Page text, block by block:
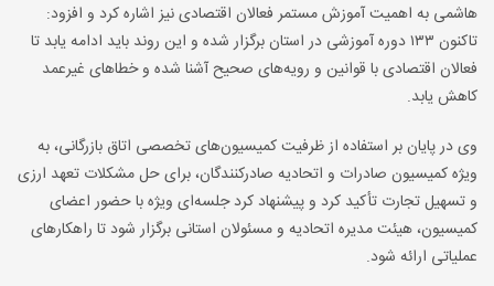
هاشمی به اهمیت آموزش مستمر فعالان اقتصادی نیز اشاره کرد و افزود:
تاکنون ۱۳۳ دوره آموزشی در استان برگزار شده و این روند باید ادامه یابد تا
فعالان اقتصادی با قوانین و رویه‌های صحیح آشنا شده و خطاهای غیرعمد
کاهش یابد.
وی در پایان بر استفاده از ظرفیت کمیسیون‌های تخصصی اتاق بازرگانی، به
ویژه کمیسیون صادرات و اتحادیه صادرکنندگان، برای حل مشکلات تعهد ارزی
و تسهیل تجارت تأکید کرد و پیشنهاد کرد جلسه‌ای ویژه با حضور اعضای
کمیسیون، هیئت مدیره اتحادیه و مسئولان استانی برگزار شود تا راهکارهای
عملیاتی ارائه شود.